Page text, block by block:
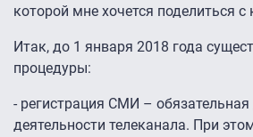
которой мне хочется поделиться с
Итак, до 1 января 2018 года
процедуры:
- регистрация СМИ –
деятельности телеканала. При